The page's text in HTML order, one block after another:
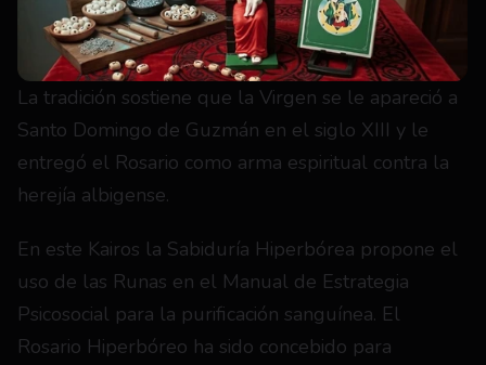
La tradición sostiene que la Virgen se le apareció a
Santo Domingo de Guzmán en el siglo XIII y le
entregó el Rosario como arma espiritual contra la
herejía albigense.
En este Kairos la Sabiduría Hiperbórea propone el
uso de las Runas en el Manual de Estrategia
Psicosocial para la purificación sanguínea. El
Rosario Hiperbóreo ha sido concebido para